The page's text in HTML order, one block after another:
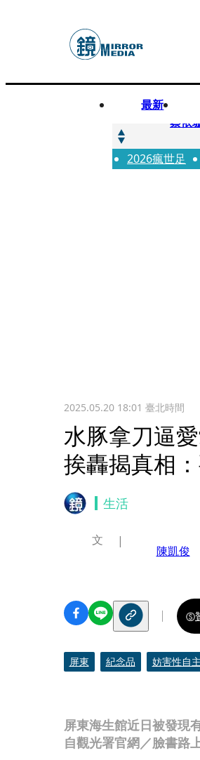
最新
快訊
蔡依
快訊
超模
2026瘋世足
2025.05.20 18:01 臺北時間
水豚拿刀逼
挨轟揭真相
生活
屏東海生館近日被發現
自觀光署官網／臉書路
文
陳凱俊
屏東 紀念品 妨害性自主